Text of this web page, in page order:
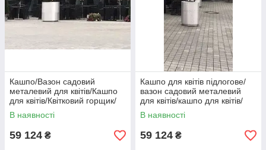
Кашпо/Вазон садовий
металевий для квітів/Кашпо
для квітів/Квітковий горщик/
Кашпо для підлоги
В наявності
59 124 ₴
Кашпо для квітів підлогове/
вазон садовий металевий
для квітів/кашпо для квітів/
квітковий горщик/Кашпо
В наявності
59 124 ₴